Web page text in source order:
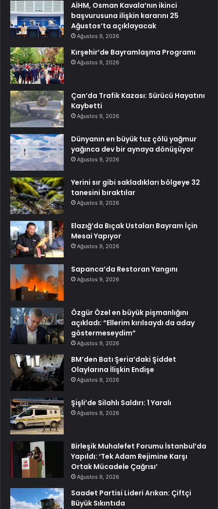
AİHM, Osman Kavala’nın ikinci
başvurusuna ilişkin kararını 25
Ağustos’ta açıklayacak
Ağustos 9, 2026
Kırşehir’de Bayramlaşma Programı
Ağustos 9, 2026
Çan’da Trafik Kazası: Sürücü Hayatını
Kaybetti
Ağustos 9, 2026
Dünyanın en büyük tuz çölü yağmur
yağınca dev bir aynaya dönüşüyor
Ağustos 9, 2026
Yerini sır gibi sakladıkları bölgeye 32
tanesini bıraktılar
Ağustos 9, 2026
Elazığ’da Bıçak Ustaları Bayram İçin
Mesai Yapıyor
Ağustos 9, 2026
Sapanca’da Restoran Yangını
Ağustos 9, 2026
Özgür Özel en büyük pişmanlığını
açıkladı: “Ellerim kırılsaydı da aday
göstermeseydim”
Ağustos 9, 2026
BM’den Batı Şeria’daki Şiddet
Olaylarına İlişkin Endişe
Ağustos 9, 2026
Şişli’de Silahlı Saldırı: 1 Yaralı
Ağustos 9, 2026
Birleşik Muhalefet Forumu İstanbul’da
Yapıldı: ‘Tek Adam Rejimine Karşı
Ortak Mücadele Çağrısı’
Ağustos 9, 2026
Saadet Partisi Lideri Arıkan: Çiftçi
Büyük Sıkıntıda